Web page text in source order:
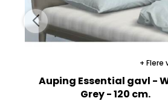
Flere
Auping Essential gavl -
Grey - 120 cm.